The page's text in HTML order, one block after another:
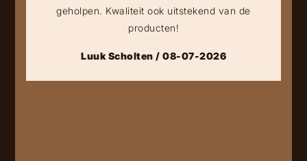
geholpen. Kwaliteit ook uitstekend van de
producten!
Luuk Scholten / 08-07-2026